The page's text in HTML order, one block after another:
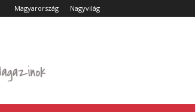
Magyarország Nagyvilág